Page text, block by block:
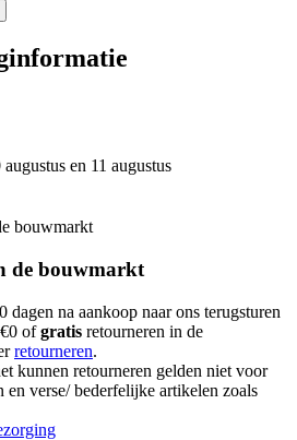
en 11 augustus
bouwmarkt
de bouwmarkt
na aankoop naar ons terugsturen
ofgratis retourneren in de
retourneren.
kunnen retourneren gelden niet voor
en verse/ bederfelijke artikelen zoals